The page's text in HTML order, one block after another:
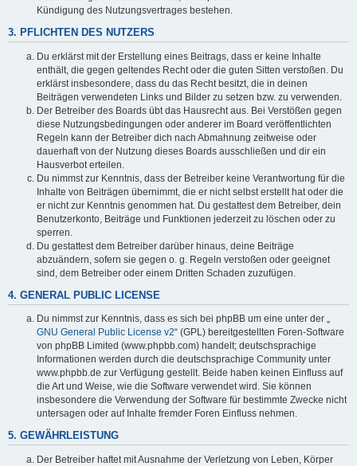
Kündigung des Nutzungsvertrages bestehen.
3. PFLICHTEN DES NUTZERS
Du erklärst mit der Erstellung eines Beitrags, dass er keine Inhalte
enthält, die gegen geltendes Recht oder die guten Sitten verstoßen. Du
erklärst insbesondere, dass du das Recht besitzt, die in deinen
Beiträgen verwendeten Links und Bilder zu setzen bzw. zu verwenden.
Der Betreiber des Boards übt das Hausrecht aus. Bei Verstößen gegen
diese Nutzungsbedingungen oder anderer im Board veröffentlichten
Regeln kann der Betreiber dich nach Abmahnung zeitweise oder
dauerhaft von der Nutzung dieses Boards ausschließen und dir ein
Hausverbot erteilen.
Du nimmst zur Kenntnis, dass der Betreiber keine Verantwortung für die
Inhalte von Beiträgen übernimmt, die er nicht selbst erstellt hat oder die
er nicht zur Kenntnis genommen hat. Du gestattest dem Betreiber, dein
Benutzerkonto, Beiträge und Funktionen jederzeit zu löschen oder zu
sperren.
Du gestattest dem Betreiber darüber hinaus, deine Beiträge
abzuändern, sofern sie gegen o. g. Regeln verstoßen oder geeignet
sind, dem Betreiber oder einem Dritten Schaden zuzufügen.
4. GENERAL PUBLIC LICENSE
Du nimmst zur Kenntnis, dass es sich bei phpBB um eine unter der „
GNU General Public License v2“ (GPL) bereitgestellten Foren-Software
von phpBB Limited (www.phpbb.com) handelt; deutschsprachige
Informationen werden durch die deutschsprachige Community unter
www.phpbb.de zur Verfügung gestellt. Beide haben keinen Einfluss auf
die Art und Weise, wie die Software verwendet wird. Sie können
insbesondere die Verwendung der Software für bestimmte Zwecke nicht
untersagen oder auf Inhalte fremder Foren Einfluss nehmen.
5. GEWÄHRLEISTUNG
Der Betreiber haftet mit Ausnahme der Verletzung von Leben, Körper